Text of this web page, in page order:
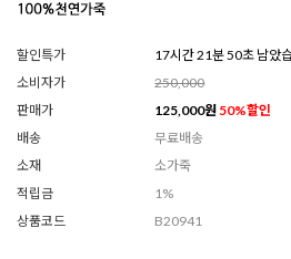
할인특가
17시간 21분 48초 남았
소비자가
250,000
판매가
125,000원 50%할인
배송
무료배송
소재
소가죽
적립금
1%
상품코드
B20941